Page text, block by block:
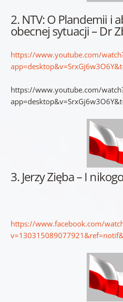
2. NTV: O Plandemii i
obecnej sytuacji – Dr
https://www.youtube.com/
https://www.youtube.com/
3. Jerzy Zięba – I
https://www.facebook.com/